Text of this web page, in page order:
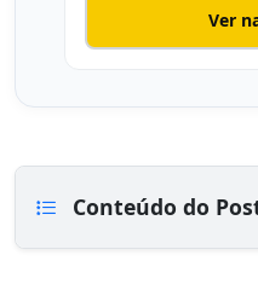
Ver
Conteúdo do